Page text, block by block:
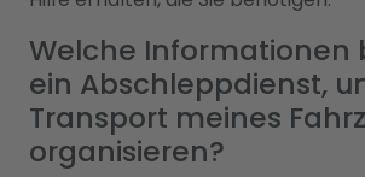
Welche Informationen
ein Abschleppdienst,
Transport meines
organisieren?